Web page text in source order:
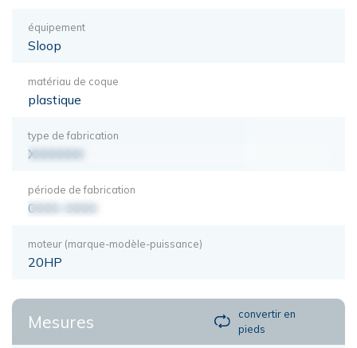
équipement
Sloop
matériau de coque
plastique
type de fabrication
XXXXXXX
période de fabrication
0000-0000
moteur (marque-modèle-puissance)
20HP
Mesures
convertir en
pieds